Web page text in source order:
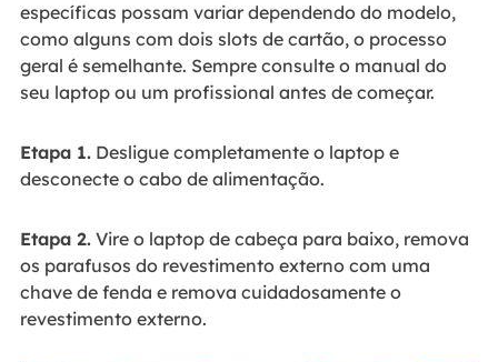
específicas possam variar dependendo do modelo,
como alguns com dois slots de cartão, o processo
geral é semelhante. Sempre consulte o manual do
seu laptop ou um profissional antes de começar.
Etapa 1.Desligue completamente o laptop e
desconecte o cabo de alimentação.
Etapa 2.Vire o laptop de cabeça para baixo, remova
os parafusos do revestimento externo com uma
chave de fenda e remova cuidadosamente o
revestimento externo.